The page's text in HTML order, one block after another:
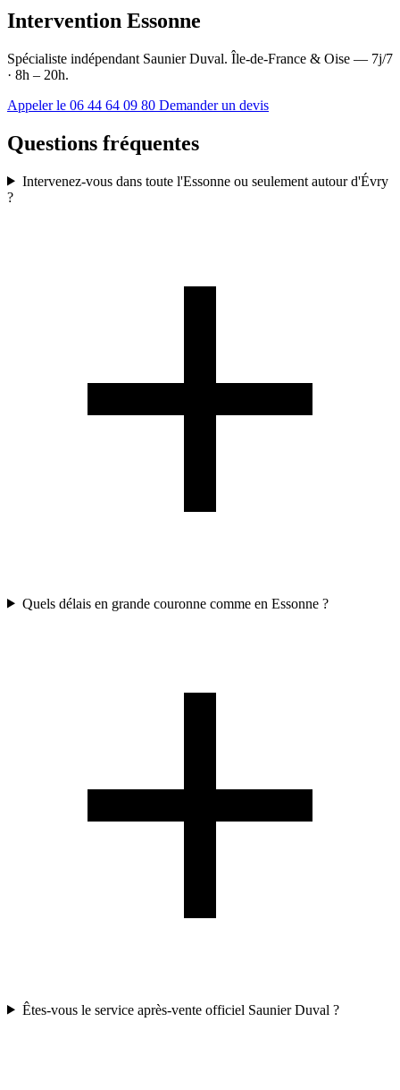
Intervention Essonne
Spécialiste indépendant Saunier Duval. Île-de-France & Oise — 7j/7
· 8h – 20h.
Appeler le 06 44 64 09 80 Demander un devis
Questions fréquentes
Intervenez-vous dans toute l'Essonne ou seulement autour d'Évry
?
Quels délais en grande couronne comme en Essonne ?
Êtes-vous le service après-vente officiel Saunier Duval ?